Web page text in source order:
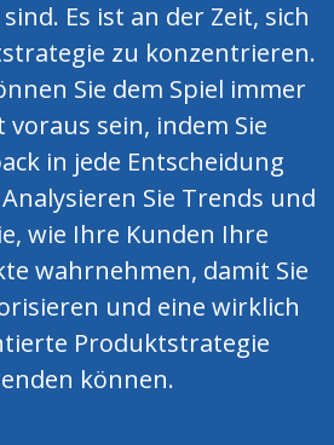
Es ist an der Zeit, sich
zu konzentrieren.
Sie dem Spiel immer
voraus sein, indem Sie
in jede Entscheidung
Sie Trends und
wie Ihre Kunden Ihre
wahrnehmen, damit Sie
und eine wirklich
Produktstrategie
können.